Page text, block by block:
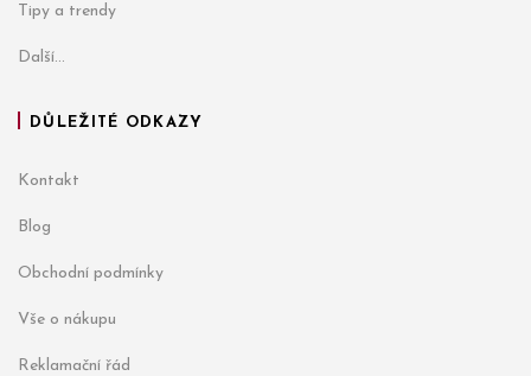
Tipy a trendy
Další...
DŮLEŽITÉ ODKAZY
Kontakt
Blog
Obchodní podmínky
Vše o nákupu
Reklamační řád